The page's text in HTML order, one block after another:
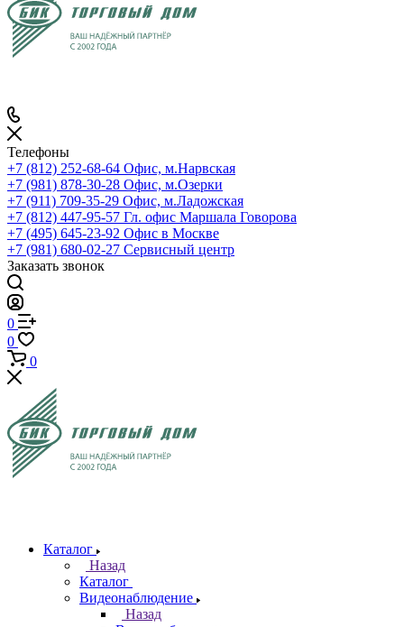
Телефоны
+7 (812) 252-68-64 Офис, м.Нарвская
+7 (981) 878-30-28 Офис, м.Озерки
+7 (911) 709-35-29 Офис, м.Ладожская
+7 (812) 447-95-57 Гл. офис Маршала Говорова
+7 (495) 645-23-92 Офис в Москве
+7 (981) 680-02-27 Сервисный центр
Заказать звонок
0
0
0
Каталог
Назад
Каталог
Видеонаблюдение
Назад